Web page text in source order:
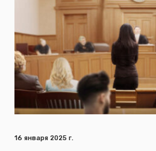
16 января 2025 г.